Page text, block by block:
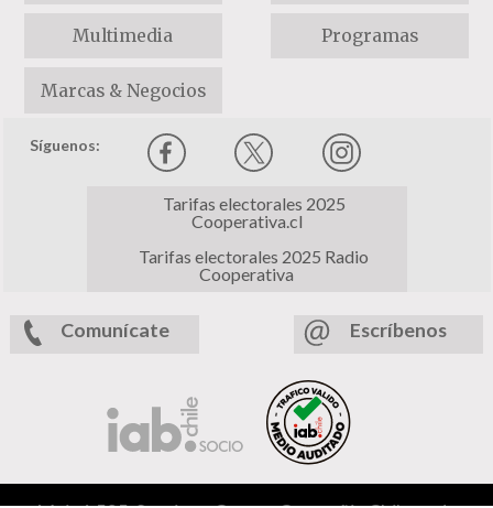
Multimedia Programas
Marcas & Negocios
Síguenos:
Tarifas electorales 2025
Cooperativa.cl
Tarifas electorales 2025 Radio
Cooperativa
Comunícate Escríbenos